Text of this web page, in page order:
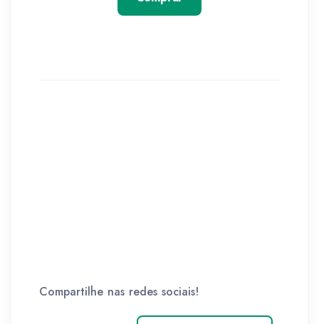
Compartilhe nas redes sociais!